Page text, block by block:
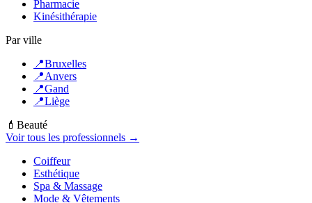
Pharmacie
Kinésithérapie
Par ville
📍Bruxelles
📍Anvers
📍Gand
📍Liège
💄 Beauté
Voir tous les professionnels →
Coiffeur
Esthétique
Spa & Massage
Mode & Vêtements